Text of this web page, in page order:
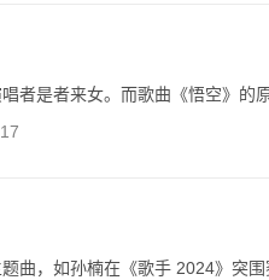
者是者来女。而歌曲《悟空》的
曲，如孙楠在《歌手 2024》突